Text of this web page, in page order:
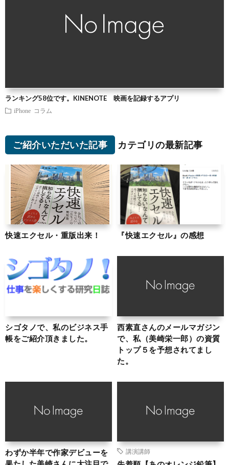
ランキング58位です。KINENOTE 映画を記録するアプリ
iPhone コラム
ご紹介いただいた記事 カテゴリの最新記事
快速エクセル・重版出来！ 『快速エクセル』の感想
シゴタノで、私のビジネス手
帳をご紹介頂きました。
西素直さんのメールマガジン
で、私（美崎栄一郎）の資質
トップ５を予想されてまし
た。
わずか半年で作家デビューを
講演講師